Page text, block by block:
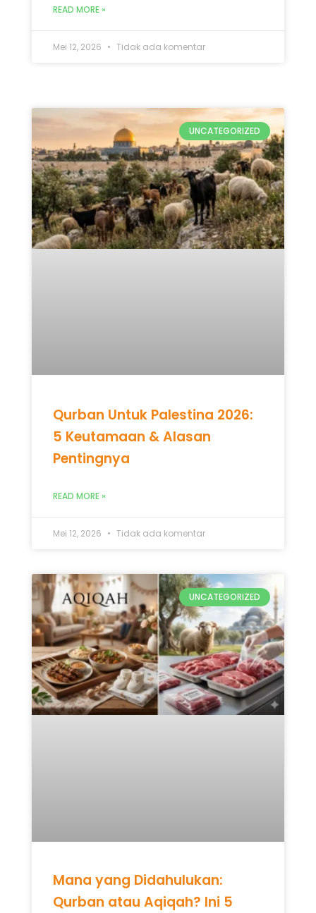
READ MORE »
Mei 12, 2026 Tidak ada komentar
UNCATEGORIZED
Qurban Untuk Palestina 2026:
5 Keutamaan & Alasan
Pentingnya
READ MORE »
Mei 12, 2026 Tidak ada komentar
UNCATEGORIZED
Mana yang Didahulukan:
Qurban atau Aqiqah? Ini 5